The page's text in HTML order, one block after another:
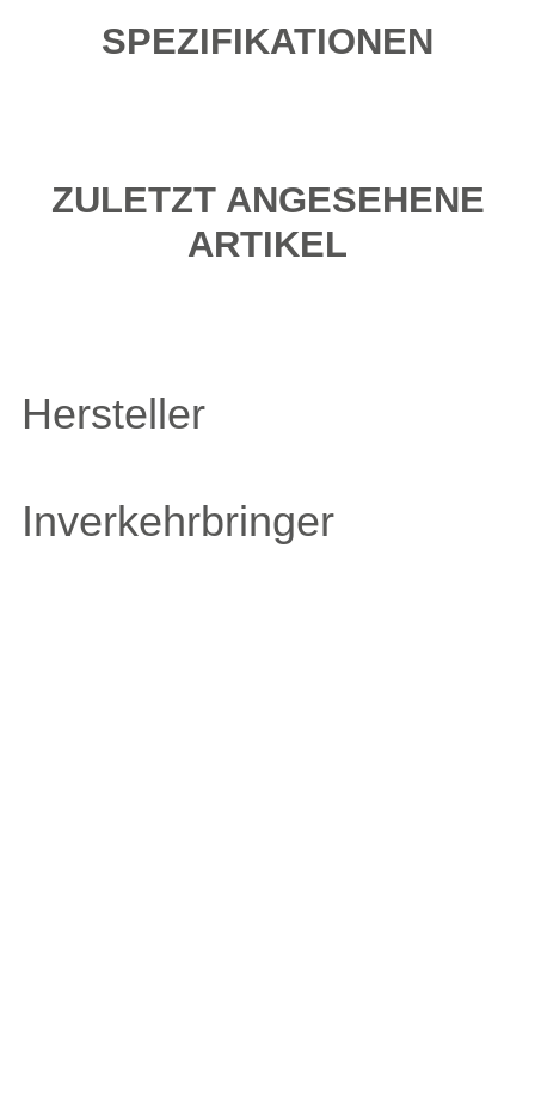
SPEZIFIKATIONEN
ZULETZT ANGESEHENE
ARTIKEL
Hersteller
Inverkehrbringer